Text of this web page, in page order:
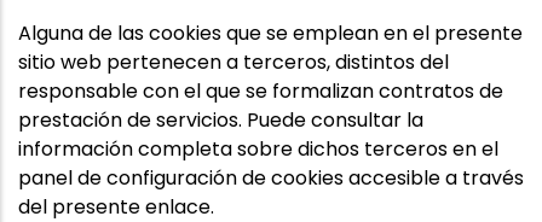
Alguna de las cookies que se emplean en el presente
sitio web pertenecen a terceros, distintos del
responsable con el que se formalizan contratos de
prestación de servicios. Puede consultar la
información completa sobre dichos terceros en el
panel de configuración de cookies accesible a través
del presente enlace.